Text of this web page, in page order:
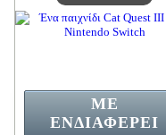
ΜΕ
ΕΝΔΙΑΦΈΡΕΙ